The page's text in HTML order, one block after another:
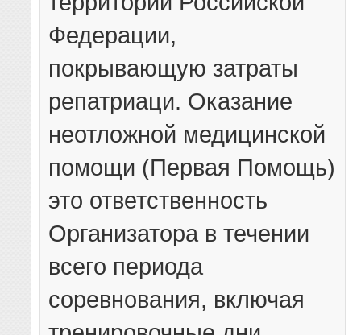
Федерации,
покрывающую затраты
репатриаци. Оказание
неотложной медицинской
помощи (Первая Помощь)
это ответственность
Организатора в течении
всего периода
соревнования, включая